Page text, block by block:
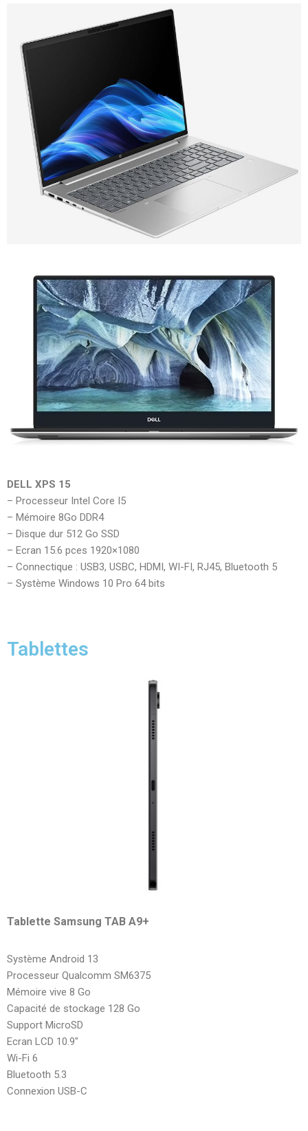
DELL XPS 15
– Processeur Intel Core I5
– Mémoire 8Go DDR4
– Disque dur 512 Go SSD
– Ecran 15.6 pces 1920×1080
– Connectique : USB3, USBC, HDMI, WI-FI, RJ45, Bluetooth 5
– Système Windows 10 Pro 64 bits
Tablettes
Tablette Samsung TAB A9+
Système Android 13
Processeur Qualcomm SM6375
Mémoire vive 8 Go
Capacité de stockage 128 Go
Support MicroSD
Ecran LCD 10.9″
Wi-Fi 6
Bluetooth 5.3
Connexion USB-C